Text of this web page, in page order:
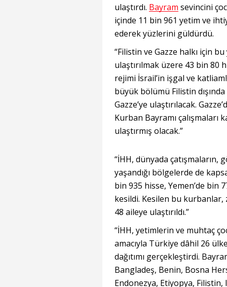
ulaştırdı. Bayram sevincini
içinde 11 bin 961 yetim ve
ederek yüzlerini güldürdü.
“Filistin ve Gazze halkı için
ulaştırılmak üzere 43 bin
rejimi İsrail’in işgal ve
büyük bölümü Filistin
Gazze’ye ulaştırılacak.
Kurban Bayramı çalışmaları
ulaştırmış olacak.”
“İHH, dünyada
yaşandığı bölgelerde de
bin 935 hisse, Yemen’de bin
kesildi. Kesilen bu kurbanlar,
48 aileye ulaştırıldı.”
“İHH, yetimlerin ve muhtaç
amacıyla Türkiye dâhil 26
dağıtımı gerçekleştirdi.
Bangladeş, Benin, Bosna
Endonezya, Etiyopya,